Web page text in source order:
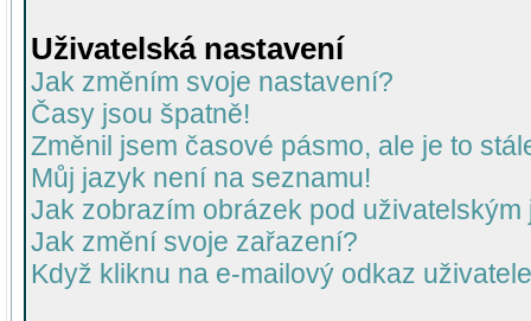
Uživatelská nastavení
Jak změním svoje nastavení?
Časy jsou špatně!
Změnil jsem časové pásmo, ale je to
Můj jazyk není na seznamu!
Jak zobrazím obrázek pod uživatelským
Jak změní svoje zařazení?
Když kliknu na e-mailový odkaz